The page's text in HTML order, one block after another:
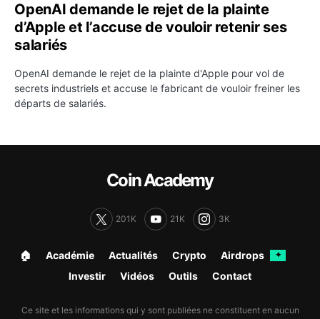
OpenAI demande le rejet de la plainte
d’Apple et l’accuse de vouloir retenir ses
salariés
OpenAI demande le rejet de la plainte d'Apple pour vol de
secrets industriels et accuse le fabricant de vouloir freiner les
départs de salariés.
Coin Academy
201K 21K 3K
🏠︎ Académie Actualités Crypto Airdrops ✦
Investir Vidéos Outils Contact
Ce site et les informations qui y sont publiées ne constituent en aucun